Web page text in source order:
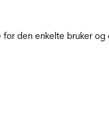
den enkelte bruker